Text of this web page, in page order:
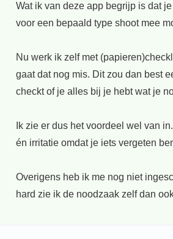
Wat ik van deze app begrijp is dat
voor een bepaald type shoot mee
Nu werk ik zelf met
gaat dat nog mis. Dit zou dan best
checkt of je alles bij je hebt wat je
Ik zie er dus het voordeel wel van
én irritatie omdat je iets vergeten
Overigens heb ik me nog niet
hard zie ik de noodzaak zelf dan